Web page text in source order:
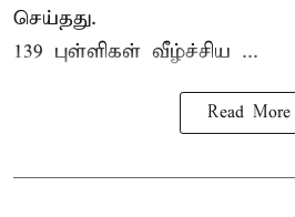
செய்தது.
139 புள்ளிகள் வீழ்ச்சிய ...
Read More